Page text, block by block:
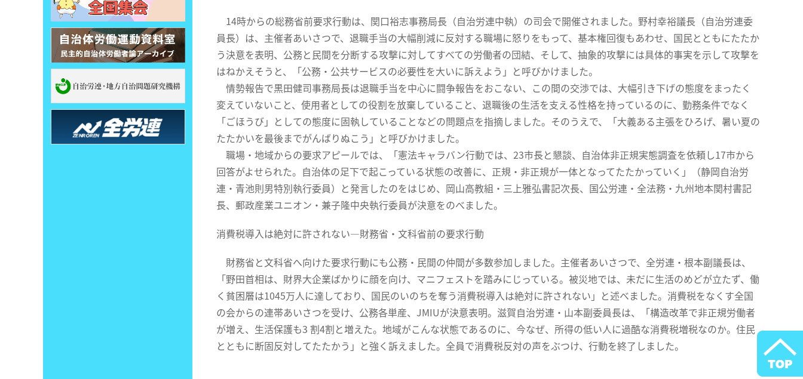
14時からの総務省前要求行動は、関口裕志事務局長（自治労連中執）の司会で開催されました。野村幸裕議長（自治労連委
員長）は、主催者あいさつで、退職手当の大幅削減に反対する職場に怒りをもって、基本権回復もあわせ、国民とともにたたか
う決意を表明、公務と民間を分断する攻撃に対してすべての労働者の団結、そして、抽象的攻撃には具体的事実を示して攻撃を
はねかえそうと、「公務・公共サービスの必要性を大いに訴えよう」と呼びかけました。
情勢報告で黒田健司事務局長は退職手当を中心に闘争報告をおこない、この間の交渉では、大幅引き下げの態度をまったく
変えていないこと、使用者としての役割を放棄していること、退職後の生活を支える性格を持っているのに、勤務条件でなく
「ごほうび」としての態度に固執していることなどの問題点を指摘しました。そのうえで、「大義ある主張をひろげ、暑い夏の
たたかいを最後までがんばりぬこう」と呼びかけました。
職場・地域からの要求アピールでは、「憲法キャラバン行動では、23市長と懇談、自治体非正規実態調査を依頼し17市から
回答がよせられた。自治体の足下で起こっている状態の改善に、正規・非正規が一体となってたたかっていく」（静岡自治労
連・青池則男特別執行委員）と発言したのをはじめ、岡山高教組・三上雅弘書記次長、国公労連・全法務・九州地本関村書記
長、郵政産業ユニオン・兼子隆中央執行委員が決意をのべました。
消費税導入は絶対に許されない―財務省・文科省前の要求行動
財務省と文科省へ向けた要求行動にも公務・民間の仲間が多数参加しました。主催者あいさつで、全労連・根本副議長は、
「野田首相は、財界大企業ばかりに顔を向け、マニフェストを踏みにじっている。被災地では、未だに生活のめどが立たず、働
く貧困層は1045万人に達しており、国民のいのちを奪う消費税導入は絶対に許されない」と述べました。消費税をなくす全国
の会からの連帯あいさつを受け、公務各単産、JMIUが決意表明。滋賀自治労連・山本副委員長は、「構造改革で非正規労働者
が増え、生活保護も3 割4割と増えた。地域がこんな状態であるのに、今なぜ、所得の低い人に過酷な消費税増税なのか。住民
とともに断固反対してたたかう」と強く訴えました。全員で消費税反対の声をぶつけ、行動を終了しました。